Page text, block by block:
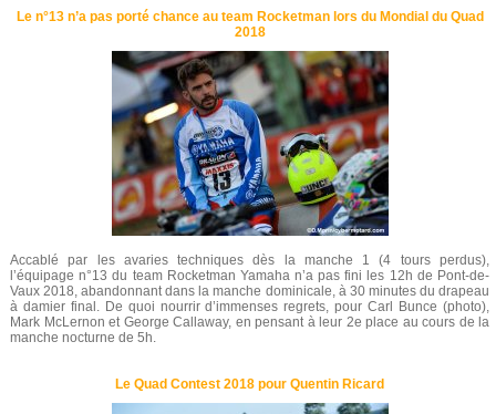
Le n°13 n’a pas porté chance au team Rocketman lors du Mondial du Quad
2018
Accablé par les avaries techniques dès la manche 1 (4 tours perdus),
l’équipage n°13 du team Rocketman Yamaha n’a pas fini les 12h de Pont-de-
Vaux 2018, abandonnant dans la manche dominicale, à 30 minutes du drapeau
à damier final. De quoi nourrir d’immenses regrets, pour Carl Bunce (photo),
Mark McLernon et George Callaway, en pensant à leur 2e place au cours de la
manche nocturne de 5h.
Le Quad Contest 2018 pour Quentin Ricard